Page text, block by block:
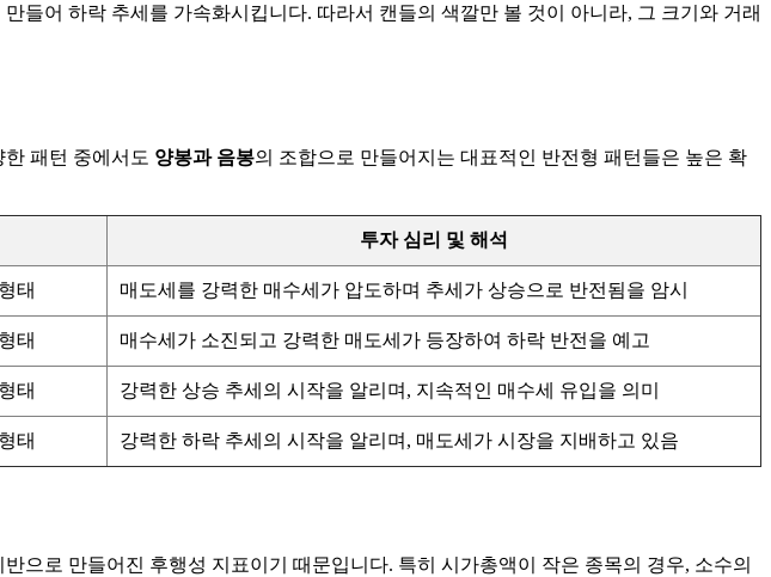
들어 하락 추세를 가속화시킵니다. 따라서 캔들의 색깔만 볼 것이 아니라, 그 크기와 거래
패턴 중에서도 양봉과 음봉의 조합으로 만들어지는 대표적인 반전형 패턴들은 높은 확
투자 심리 및 해석
태 매도세를 강력한 매수세가 압도하며 추세가 상승으로 반전됨을 암시
태 매수세가 소진되고 강력한 매도세가 등장하여 하락 반전을 예고
태 강력한 상승 추세의 시작을 알리며, 지속적인 매수세 유입을 의미
태 강력한 하락 추세의 시작을 알리며, 매도세가 시장을 지배하고 있음
으로 만들어진 후행성 지표이기 때문입니다. 특히 시가총액이 작은 종목의 경우, 소수의